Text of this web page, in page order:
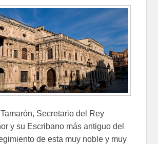
Secretario del Rey
y su Escribano más antiguo del
de esta muy noble y muy